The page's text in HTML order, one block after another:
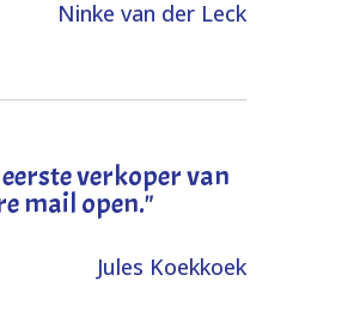
Ninke van der Leck
eerste verkoper van
mail open."
Jules Koekkoek